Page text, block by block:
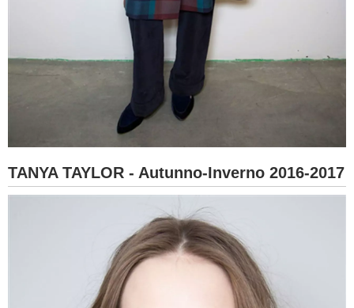
TANYA TAYLOR - Autunno-Inverno 2016-2017